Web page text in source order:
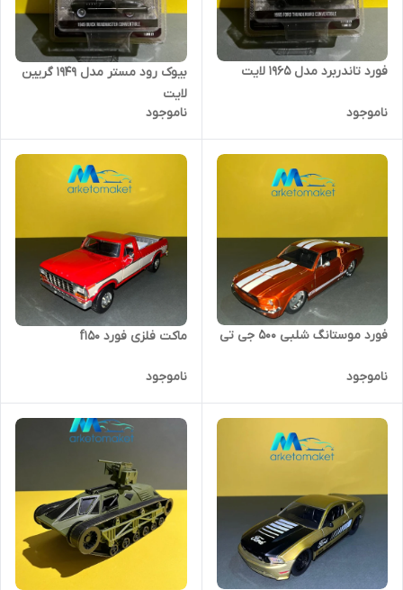
فورد تاندربرد مدل ۱۹۶۵ لایت
ناموجود
بیوک رود مستر مدل ۱۹۴۹ گریین
لایت
ناموجود
فورد موستانگ شلبی ۵۰۰ جی تی
ناموجود
ماکت فلزی فورد f150
ناموجود